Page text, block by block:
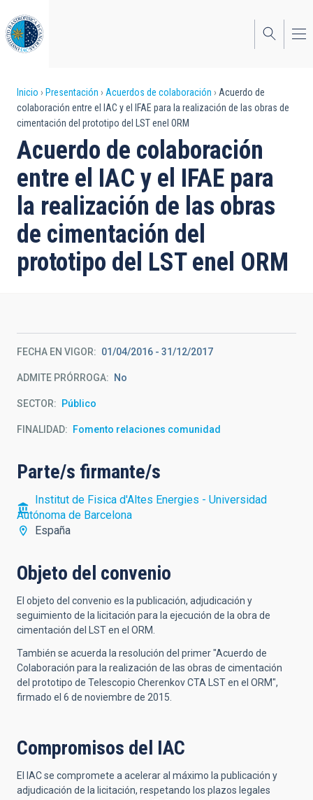
al
contenido
principal
Sobrescribir
enlaces
de
ayuda
a
la
navegación
Inicio Presentación Acuerdos de colaboración
Acuerdo de
colaboración entre el IAC y el IFAE para la realización de las obras de
cimentación del prototipo del LST enel ORM
Acuerdo de colaboración
entre el IAC y el IFAE para
la realización de las obras
de cimentación del
prototipo del LST enel ORM
FECHA EN VIGOR 01/04/2016 - 31/12/2017
ADMITE PRÓRROGA No
SECTOR Público
FINALIDAD Fomento relaciones comunidad
Parte/s firmante/s
Institut de Fisica d'Altes Energies - Universidad
Autónoma de Barcelona
España
Objeto del convenio
El objeto del convenio es la publicación, adjudicación y
seguimiento de la licitación para la ejecución de la obra de
cimentación del LST en el ORM.
También se acuerda la resolución del primer "Acuerdo de
Colaboración para la realización de las obras de cimentación
del prototipo de Telescopio Cherenkov CTA LST en el ORM",
firmado el 6 de noviembre de 2015.
Compromisos del IAC
El IAC se compromete a acelerar al máximo la publicación y
adjudicación de la licitación, respetando los plazos legales